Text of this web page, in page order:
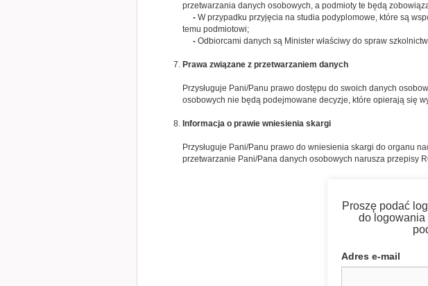
przetwarzania danych osobowych, a podmioty te będą
- W przypadku przyjęcia na studia podyplomowe, które są
temu podmiotowi;
- Odbiorcami danych są Minister właściwy do spraw
Prawa związane z przetwarzaniem danych
Przysługuje Pani/Panu prawo dostępu do swoich danych
osobowych nie będą podejmowane decyzje, które opierają się
Informacja o prawie wniesienia skargi
Przysługuje Pani/Panu prawo do wniesienia skargi do organu
przetwarzanie Pani/Pana danych osobowych narusza przepisy
Proszę podać
do logowania
Adres e-mail